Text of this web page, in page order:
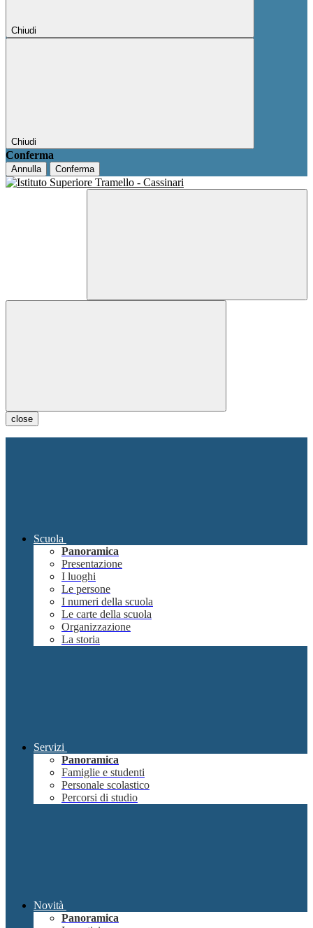
Chiudi
Chiudi
Conferma
Annulla Conferma
close
Scuola
Panoramica
Presentazione
I luoghi
Le persone
I numeri della scuola
Le carte della scuola
Organizzazione
La storia
Servizi
Panoramica
Famiglie e studenti
Personale scolastico
Percorsi di studio
Novità
Panoramica